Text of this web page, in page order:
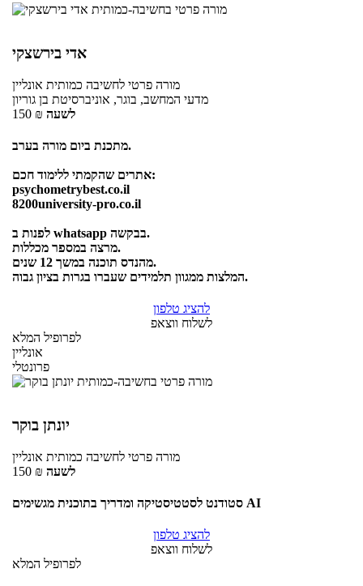
אדי בירשצקי
מורה פרטי לחשיבה כמותית אונליין
מדעי המחשב, בוגר, אוניברסיטת בן גוריון
150 ₪ לשעה
מתכנת ביום מורה בערב.
אתרים שהקמתי ללימוד חכם:
psychometrybest.co.il
8200university-pro.co.il
לפנות ב whatsapp בבקשה.
מרצה במספר מכללות.
מהנדס תוכנה במשך 12 שנים.
המלצות ממגוון תלמידים שעברו בגרות בציון גבוה.
להציג טלפון
לשלוח ווצאפ
לפרופיל המלא
אונליין
פרונטלי
יונתן בוקר
מורה פרטי לחשיבה כמותית אונליין
150 ₪ לשעה
סטודנט לסטטיסטיקה ומדריך בתוכנית מגשימים AI
להציג טלפון
לשלוח ווצאפ
לפרופיל המלא